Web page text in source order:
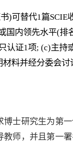
)可替代1篇SCIE
国内领先水平(排
认证1项; (c)主持
料并经分委会讨
士研究生为第
教师，并且第一